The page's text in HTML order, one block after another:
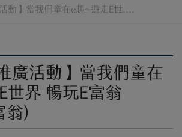
動】當我們童在e起~遊走E世....
廣活動】當我們童在
世界 暢玩E富翁
翁)